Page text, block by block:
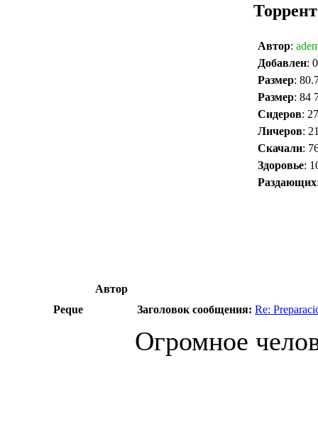
Торрент
Автор:
Добавлен:
Размер:
Размер: 84
Сидеров:
Личеров:
Скачали:
Здоровье:
Раздающих
Автор
Peque
Заголовок сообщения: Re:
Огромное